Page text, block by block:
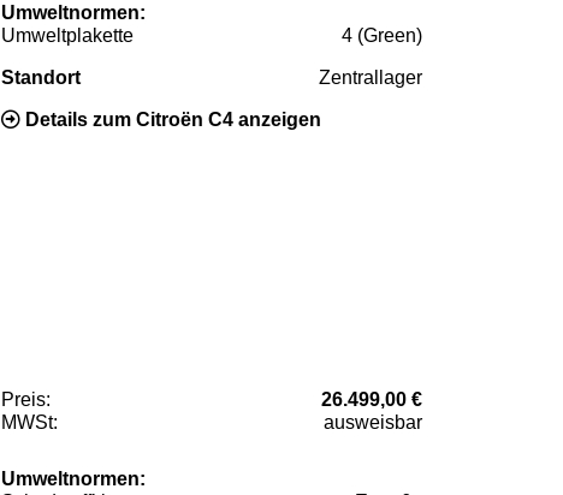
Umweltnormen:
Umweltplakette
4 (Green)
Standort Zentrallager
Details zum Citroën C4 anzeigen
Preis:
26.499,00 €
MWSt:
ausweisbar
Umweltnormen: